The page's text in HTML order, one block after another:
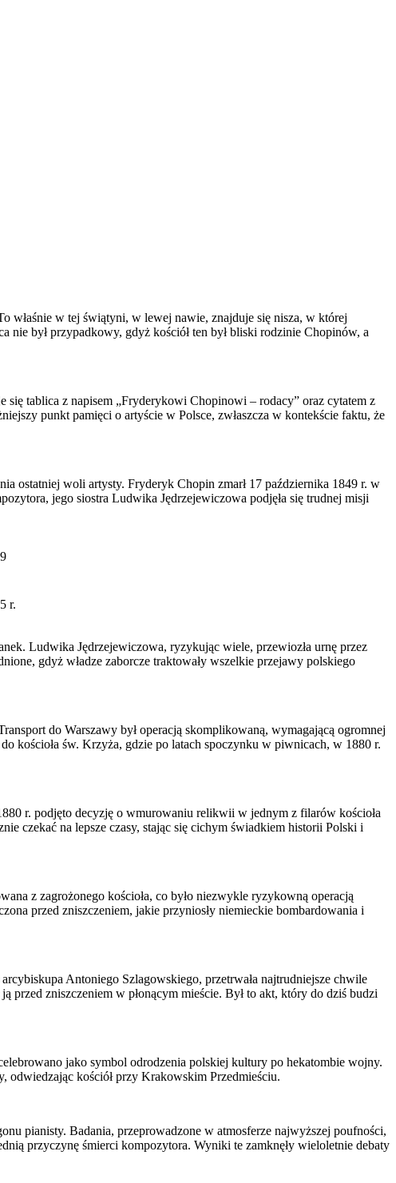
właśnie w tej świątyni, w lewej nawie, znajduje się nisza, w której
nie był przypadkowy, gdyż kościół ten był bliski rodzinie Chopinów, a
się tablica z napisem „Fryderykowi Chopinowi – rodacy” oraz cytatem z
punkt pamięci o artyście w Polsce, zwłaszcza w kontekście faktu, że
ostatniej woli artysty. Fryderyk Chopin zmarł 17 października 1849 r. w
jego siostra Ludwika Jędrzejewiczowa podjęła się trudnej misji
r.
Ludwika Jędrzejewiczowa, ryzykując wiele, przewiozła urnę przez
gdyż władze zaborcze traktowały wszelkie przejawy polskiego
do Warszawy był operacją skomplikowaną, wymagającą ogromnej
kościoła św. Krzyża, gdzie po latach spoczynku w piwnicach, w 1880 r.
r. podjęto decyzję o wmurowaniu relikwii w jednym z filarów kościoła
czekać na lepsze czasy, stając się cichym świadkiem historii Polski i
z zagrożonego kościoła, co było niezwykle ryzykowną operacją
przed zniszczeniem, jakie przyniosły niemieckie bombardowania i
Antoniego Szlagowskiego, przetrwała najtrudniejsze chwile
zniszczeniem w płonącym mieście. Był to akt, który do dziś budzi
jako symbol odrodzenia polskiej kultury po hekatombie wojny.
odwiedzając kościół przy Krakowskim Przedmieściu.
pianisty. Badania, przeprowadzone w atmosferze najwyższej poufności,
przyczynę śmierci kompozytora. Wyniki te zamknęły wieloletnie debaty